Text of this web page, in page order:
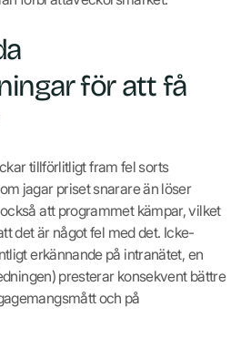
för att få
tillförlitligt fram fel sorts
jagar priset snarare än löser
att programmet kämpar, vilket
det är något fel med det. Icke-
erkännande på intranätet, en
presterar konsekvent bättre
och på